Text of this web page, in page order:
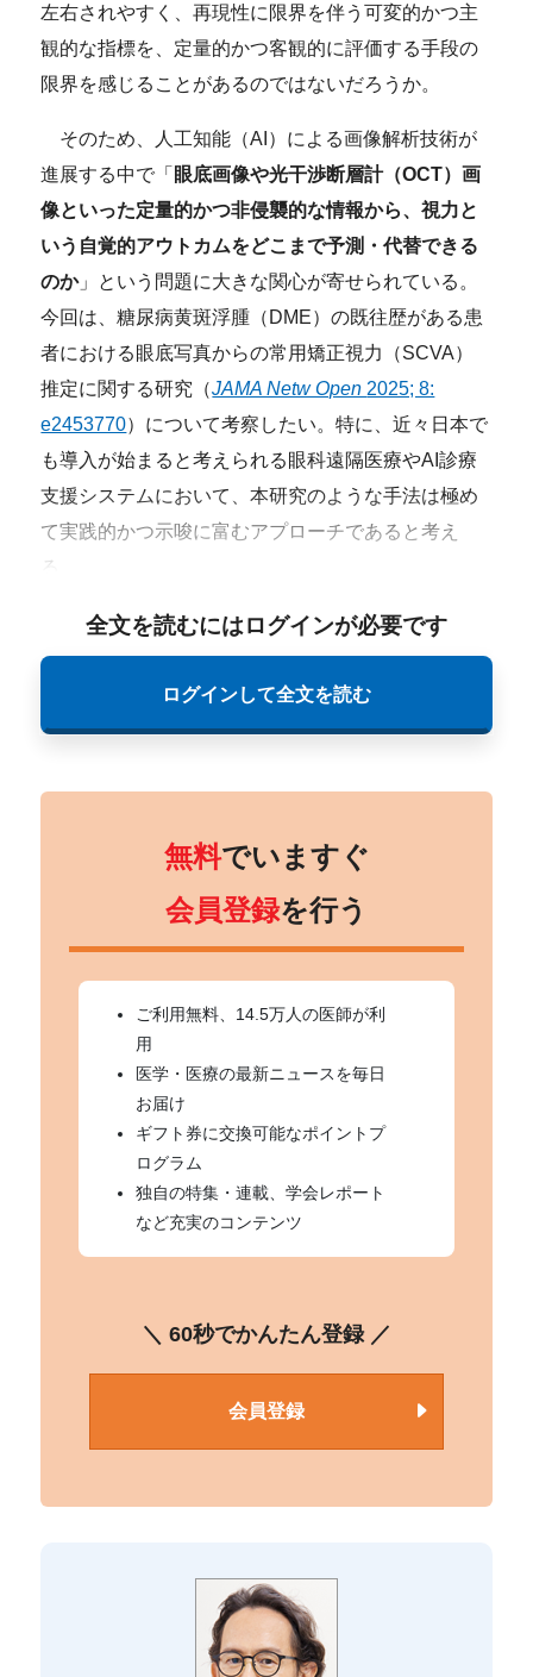
左右されやすく、再現性に限界を伴う可変的かつ主
観的な指標を、定量的かつ客観的に評価する手段の
限界を感じることがあるのではないだろうか。
そのため、人工知能（AI）による画像解析技術が
進展する中で「 眼底画像や光干渉断層計（OCT）画
像といった定量的かつ非侵襲的な情報から、視力と
いう自覚的アウトカムをどこまで予測・代替できる
のか」という問題に大きな関心が寄せられている。
今回は、糖尿病黄斑浮腫（DME）の既往歴がある患
者における眼底写真からの常用矯正視力（SCVA）
推定に関する研究（JAMA Netw Open 2025; 8:
e2453770）について考察したい。特に、近々日本で
も導入が始まると考えられる眼科遠隔医療やAI診療
支援システムにおいて、本研究のような手法は極め
て実践的かつ示唆に富むアプローチであると考え
る。
全文を読むにはログインが必要です
ログインして全文を読む
無料でいますぐ
会員登録を行う
ご利用無料、14.5万人の医師が利
用
医学・医療の最新ニュースを毎日
お届け
ギフト券に交換可能なポイントプ
ログラム
独自の特集・連載、学会レポート
など充実のコンテンツ
＼ 60秒でかんたん登録 ／
会員登録